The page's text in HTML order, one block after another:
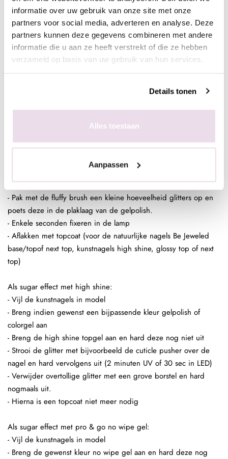
informatie over uw gebruik van onze site met onze
partners voor social media, adverteren en analyse. Deze
partners kunnen deze gegevens combineren met andere
informatie die u aan ze heeft verstrekt of die ze hebben
verzameld op basis van uw gebruik van hun services.
Details tonen
Alles toestaan
Aanpassen
base/topof next top, kunstnagels high shine, glossy top of next
top)
In de plaklaag van de clear gelpolish (voor een optimaal
dehydrateren met magic prep en de ultrabond aan te brengen
- Breng de rubber base, superbond base gel, of Be Jeweled
poets deze in de plaklaag van de gelpolish.
- Enkele seconden fixeren in de lamp
- Breng de rubber base, superbond base gel, of Be Jeweled
base/top aan
- Pak met de fluffy brush een kleine hoeveelheid glitters op en
poets deze in de plaklaag van de gelpolish.
- Enkele seconden fixeren in de lamp
- Aflakken met topcoat (voor de natuurlijke nagels Be Jeweled
base/topof next top, kunstnagels high shine, glossy top of next
top)
Als sugar effect met high shine:
- Vijl de kunstnagels in model
- Breng indien gewenst een bijpassende kleur gelpolish of
colorgel aan
- Breng de high shine topgel aan en hard deze nog niet uit
- Strooi de glitter met bijvoorbeeld de cuticle pusher over de
nagel en hard vervolgens uit (2 minuten UV of 30 sec in LED)
- Verwijder overtollige glitter met een grove borstel en hard
nogmaals uit.
- Hierna is een topcoat niet meer nodig
Als sugar effect met pro & go no wipe gel:
- Vijl de kunstnagels in model
- Breng de gewenst kleur no wipe gel aan en hard deze nog